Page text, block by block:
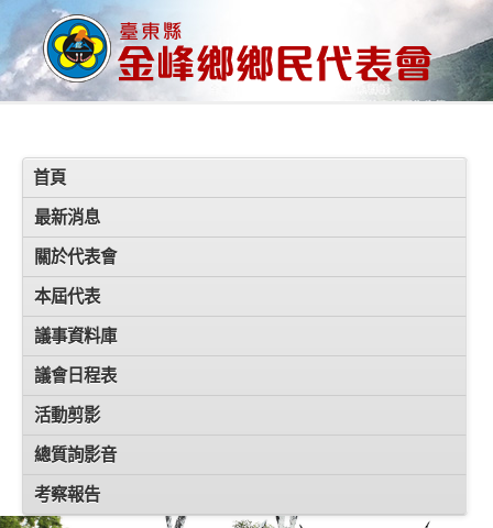
首頁
最新消息
關於代表會
本屆代表
議事資料庫
議會日程表
活動剪影
總質詢影音
考察報告